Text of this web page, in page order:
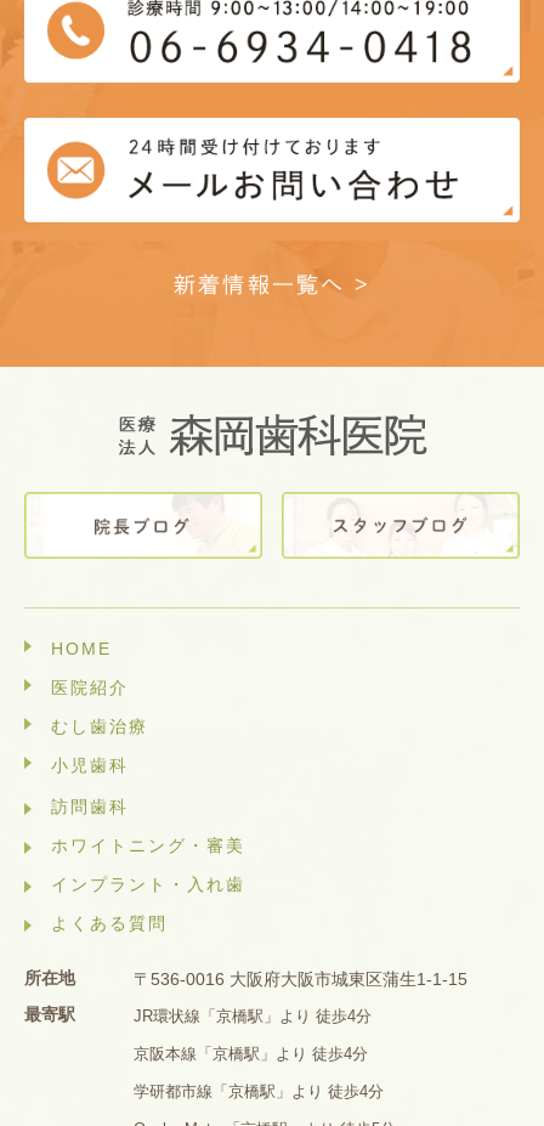
新着情報一覧へ >
HOME
医院紹介
むし歯治療
小児歯科
訪問歯科
ホワイトニング・審美
インプラント・入れ歯
よくある質問
所在地
〒536-0016 大阪府大阪市城東区蒲生1-1-15
最寄駅
JR環状線「京橋駅」より 徒歩4分
京阪本線「京橋駅」より 徒歩4分
学研都市線「京橋駅」より 徒歩4分